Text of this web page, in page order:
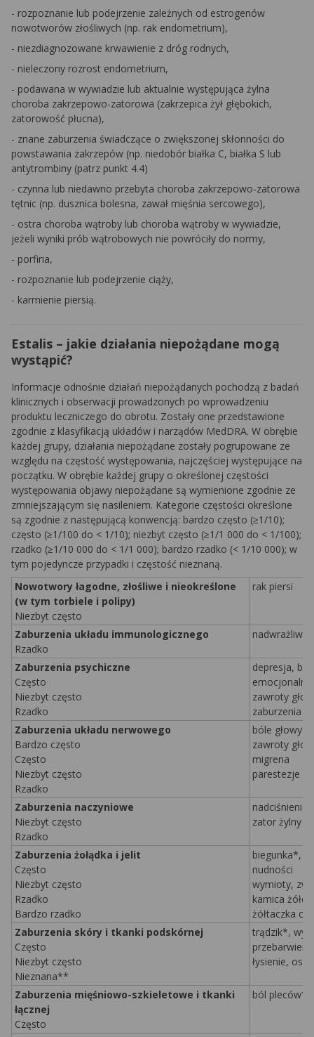
- rozpoznanie lub podejrzenie zależnych od estrogenów
nowotworów złośliwych (np. rak endometrium),
- niezdiagnozowane krwawienie z dróg rodnych,
- nieleczony rozrost endometrium,
- podawana w wywiadzie lub aktualnie występująca żylna
choroba zakrzepowo-zatorowa (zakrzepica żył głębokich,
zatorowość płucna),
- znane zaburzenia świadczące o zwiększonej skłonności do
powstawania zakrzepów (np. niedobór białka C, białka S lub
antytrombiny (patrz punkt 4.4)
- czynna lub niedawno przebyta choroba zakrzepowo-zatorowa
tętnic (np. dusznica bolesna, zawał mięśnia sercowego),
- ostra choroba wątroby lub choroba wątroby w wywiadzie,
jeżeli wyniki prób wątrobowych nie powróciły do normy,
- porfiria,
- rozpoznanie lub podejrzenie ciąży,
- karmienie piersią.
Estalis – jakie działania niepożądane mogą
wystąpić?
Informacje odnośnie działań niepożądanych pochodzą z badań
klinicznych i obserwacji prowadzonych po wprowadzeniu
produktu leczniczego do obrotu. Zostały one przedstawione
zgodnie z klasyfikacją układów i narządów MedDRA. W obrębie
każdej grupy, działania niepożądane zostały pogrupowane ze
względu na częstość występowania, najczęściej występujące na
początku. W obrębie każdej grupy o określonej częstości
występowania objawy niepożądane są wymienione zgodnie ze
zmniejszającym się nasileniem. Kategorie częstości określone
są zgodnie z następującą konwencją: bardzo często (≥1/10);
często (≥1/100 do < 1/10); niezbyt często (≥1/1 000 do < 1/100);
rzadko (≥1/10 000 do < 1/1 000); bardzo rzadko (< 1/10 000); w
tym pojedyncze przypadki i częstość nieznaną.
Nowotwory łagodne, złośliwe i nieokreślone
(w tym torbiele i polipy)
Niezbyt często
rak piersi
Zaburzenia układu immunologicznego
Rzadko
Zaburzenia psychiczne
Często
Niezbyt często
Rzadko
depresja,
emocjonalna
zawroty
zaburzenia
Zaburzenia układu nerwowego
Bardzo często
Często
Niezbyt często
Rzadko
bóle głowy*
zawroty
migrena
parestezje
Zaburzenia naczyniowe
Niezbyt często
Rzadko
nadciśnienie,
zator żylny
Zaburzenia żołądka i jelit
Często
Niezbyt często
Rzadko
Bardzo rzadko
biegunka*,
nudności
wymioty,
kamica
żółtaczka
Zaburzenia skóry i tkanki podskórnej
Często
Niezbyt często
Nieznana**
trądzik*,
łysienie,
Zaburzenia mięśniowo-szkieletowe i tkanki
łącznej
Często
ból pleców*,